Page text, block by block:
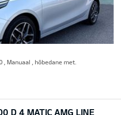
, Manuaal , hõbedane met.
D 4 MATIC AMG LINE